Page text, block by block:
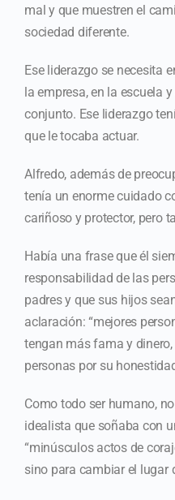
mal y que muestren el
sociedad diferente.
Ese liderazgo se necesita
la empresa, en la escuela
conjunto. Ese liderazgo
que le tocaba actuar.
Alfredo, además de
tenía un enorme cuidado
cariñoso y protector, pero
Había una frase que él
responsabilidad de las
padres y que sus hijos
aclaración: “mejores
tengan más fama y
personas por su
Como todo ser humano,
idealista que soñaba con
“minúsculos actos de
sino para cambiar el lugar